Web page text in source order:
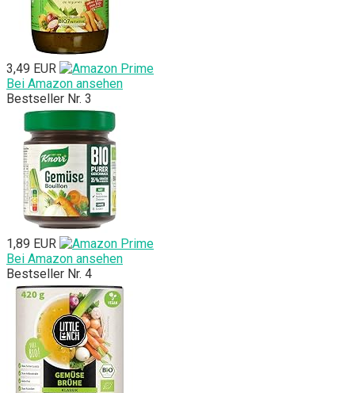
3,49 EUR
Bei Amazon ansehen
Bestseller Nr. 3
1,89 EUR
Bei Amazon ansehen
Bestseller Nr. 4